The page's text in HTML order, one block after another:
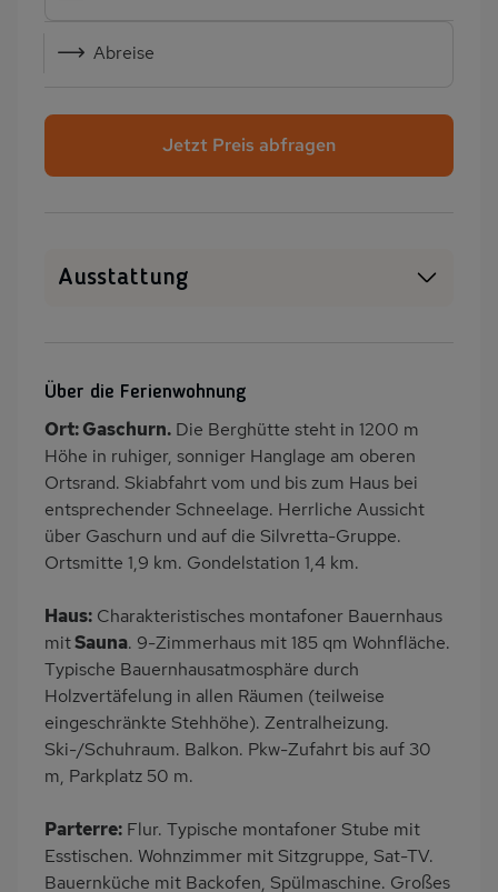
Abreise
Jetzt Preis abfragen
Ausstattung
Balkon/Loggia
Küche
Geschirrspülmaschine
Kühlschrank
Lage im Skigebiet
Skiabfahrt zum Haus
Nichtraucher
Haustiere/Hund
verboten
Über die Ferienwohnung
Ort: Gaschurn. Die Berghütte steht in 1200 m
Höhe in ruhiger, sonniger Hanglage am oberen
Ortsrand. Skiabfahrt vom und bis zum Haus bei
entsprechender Schneelage. Herrliche Aussicht
über Gaschurn und auf die Silvretta-Gruppe.
Ortsmitte 1,9 km. Gondelstation 1,4 km.
Haus: Charakteristisches montafoner Bauernhaus
mitSauna. 9-Zimmerhaus mit 185 qm Wohnfläche.
Typische Bauernhausatmosphäre durch
Holzvertäfelung in allen Räumen (teilweise
eingeschränkte Stehhöhe). Zentralheizung.
Ski-/Schuhraum. Balkon. Pkw-Zufahrt bis auf 30
m, Parkplatz 50 m.
Parterre: Flur. Typische montafoner Stube mit
Esstischen. Wohnzimmer mit Sitzgruppe, Sat-TV.
Bauernküche mit Backofen, Spülmaschine. Großes